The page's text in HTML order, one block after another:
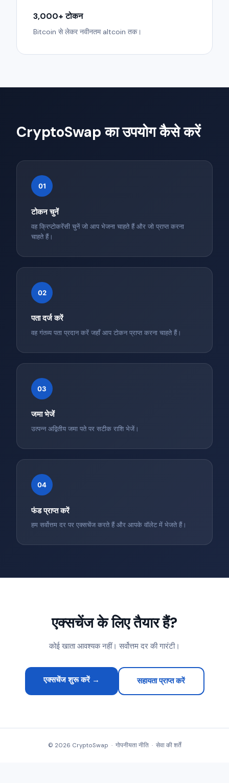
3,000+ टोकन
Bitcoin से लेकर नवीनतम altcoin तक।
CryptoSwap का उपयोग कैसे करें
01
टोकन चुनें
वह क्रिप्टोकरेंसी चुनें जो आप भेजना चाहते हैं और जो प्राप्त करना
चाहते हैं।
02
पता दर्ज करें
वह गंतव्य पता प्रदान करें जहाँ आप टोकन प्राप्त करना चाहते हैं।
03
जमा भेजें
उत्पन्न अद्वितीय जमा पते पर सटीक राशि भेजें।
04
फंड प्राप्त करें
हम सर्वोत्तम दर पर एक्सचेंज करते हैं और आपके वॉलेट में भेजते हैं।
एक्सचेंज के लिए तैयार हैं?
कोई खाता आवश्यक नहीं। सर्वोत्तम दर की गारंटी।
एक्सचेंज शुरू करें → सहायता प्राप्त करें
© 2026 CryptoSwap · गोपनीयता नीति· सेवा की शर्तें